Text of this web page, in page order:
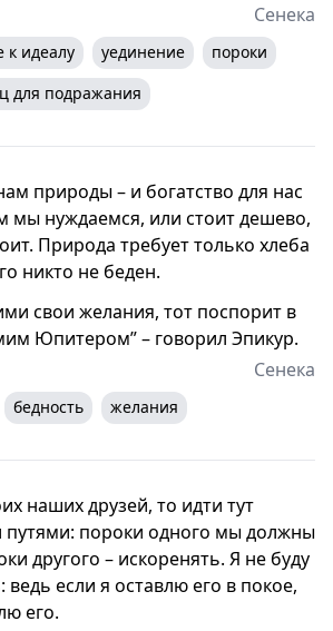
Сенека
к идеалу уединение
пороки
для подражания
природы – и богатство для нас
мы нуждаемся, или стоит дешево,
Природа требует только хлеба
никто не беден.
свои желания, тот поспорит в
Юпитером” – говорил Эпикур.
Сенека
бедность желания
наших друзей, то идти тут
путями: пороки одного мы должны
другого – искоренять. Я не буду
ведь если я оставлю его в покое,
его.